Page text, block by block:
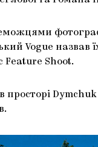
Vogue
Feature Shoot.
просторі